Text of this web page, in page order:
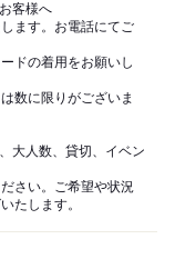
客様へ
ます。お電話にてご
ドの着用をお願いし
数に限りがございま
大人数、貸切、イベン
さい。ご希望や状況
たします。